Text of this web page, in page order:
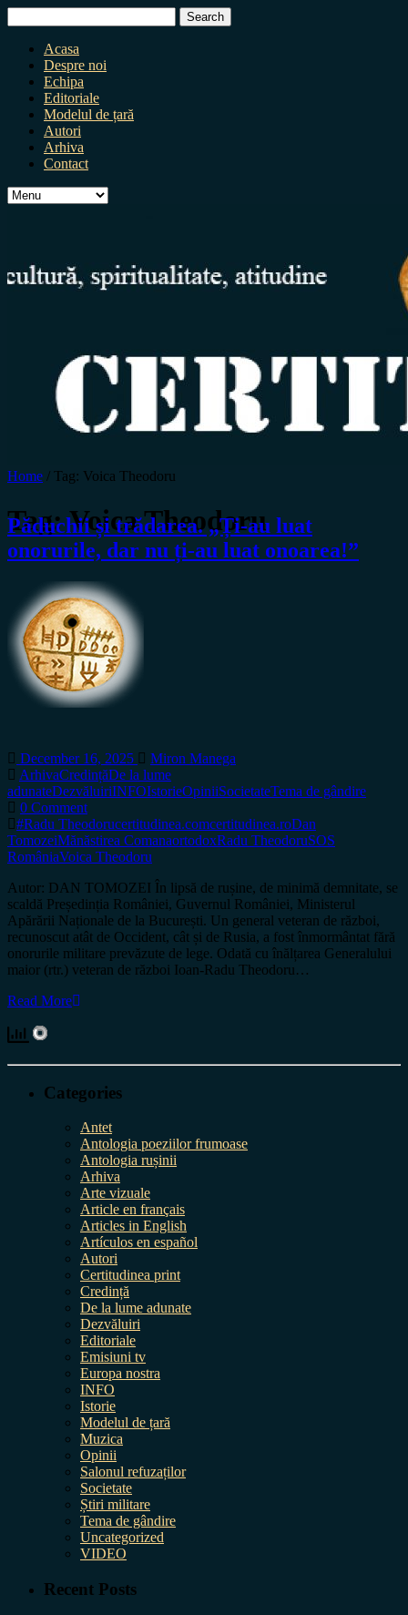
for:
Acasa
Despre noi
Echipa
Editoriale
Modelul de țară
Autori
Arhiva
Contact
Home / Tag: Voica Theodoru
Tag:Voica Theodoru
Păduchii și trădarea. „Ți-au luat
onorurile, dar nu ți-au luat onoarea!”
December 16, 2025
Miron Manega
ArhivaCredințăDe la lume
adunateDezvăluiriINFOIstorieOpiniiSocietateTema de gândire
0 Comment
#Radu Theodorucertitudinea.comcertitudinea.roDan
TomozeiMănăstirea ComanaortodoxRadu TheodoruSOS
RomâniaVoica Theodoru
Autor: DAN TOMOZEI În lipsă de rușine, de minimă demnitate, se
scaldă Președinția României, Guvernul României, Ministerul
Apărării Naționale de la București. Un general veteran de război,
recunoscut atât de Occident, cât și de Rusia, a fost înmormântat fără
onorurile militare prevăzute de lege. Odată cu înălțarea Generalului
maior (rtr.) veteran de război Ioan-Radu Theodoru…
Read More
Categories
Antet
Antologia poeziilor frumoase
Antologia rușinii
Arhiva
Arte vizuale
Article en français
Articles in English
Artículos en español
Autori
Certitudinea print
Credință
De la lume adunate
Dezvăluiri
Editoriale
Emisiuni tv
Europa nostra
INFO
Istorie
Modelul de țară
Muzica
Opinii
Salonul refuzaților
Societate
Știri militare
Tema de gândire
Uncategorized
VIDEO
Recent Posts